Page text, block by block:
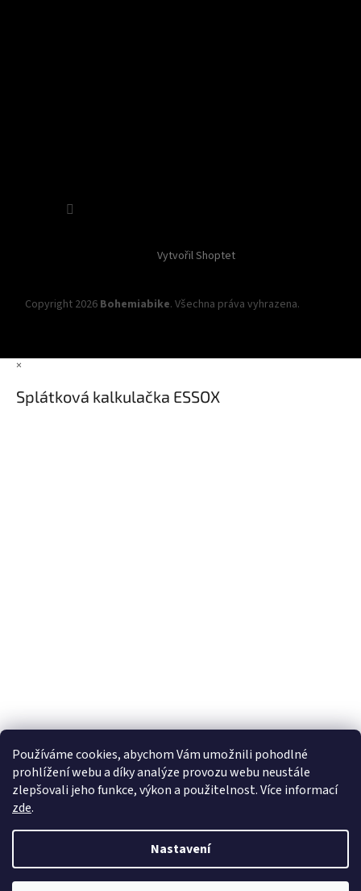
Používáme cookies, abychom Vám umožnili pohodlné
prohlížení webu a díky analýze provozu webu neustále
zlepšovali jeho funkce, výkon a použitelnost. Více informací
zde.
Nastavení
Vytvořil Shoptet
Copyright 2026 Bohemiabike. Všechna práva vyhrazena.
×
Splátková kalkulačka ESSOX